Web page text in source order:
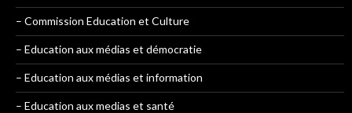
– Commission Education et Culture
– Education aux médias et démocratie
– Education aux médias et information
– Education aux medias et santé